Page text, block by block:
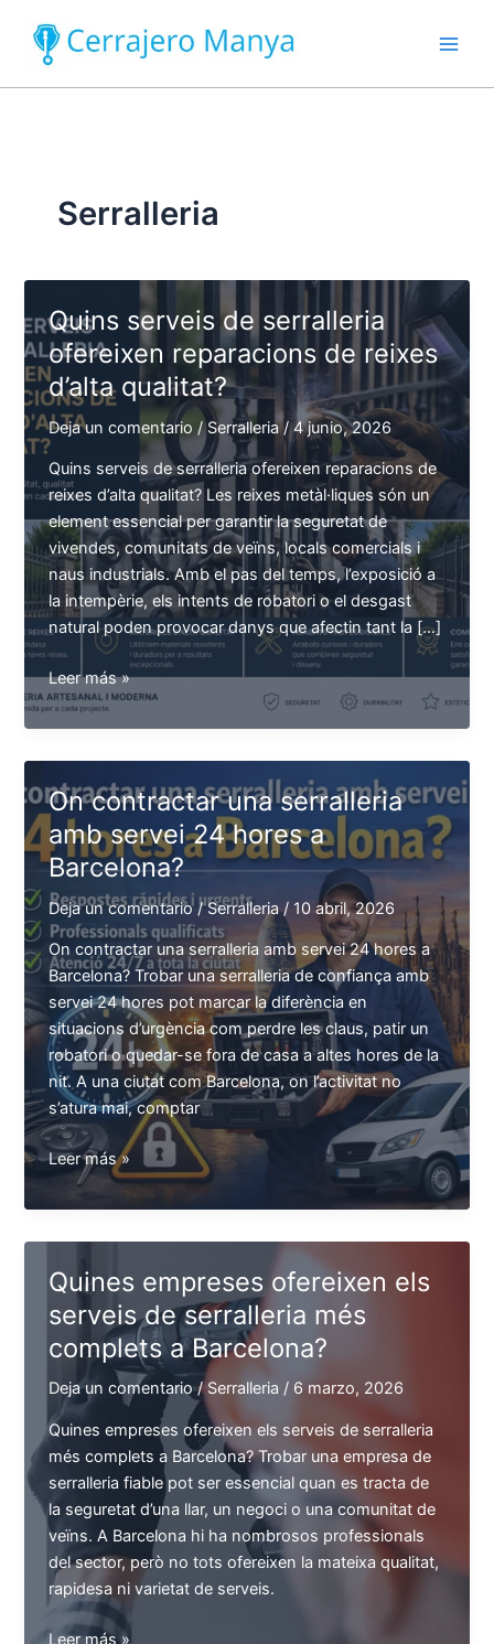
contenido
Serralleria
Quins serveis de serralleria
ofereixen reparacions de reixes
d’alta qualitat?
Deja un comentario /Serralleria/4 junio, 2026
Quins serveis de serralleria ofereixen reparacions de
reixes d’alta qualitat? Les reixes metàl·liques són un
element essencial per garantir la seguretat de
vivendes, comunitats de veïns, locals comercials i
naus industrials. Amb el pas del temps, l’exposició a
la intempèrie, els intents de robatori o el desgast
natural poden provocar danys que afectin tant la […]
Quins
serveis
de
serralleria
ofereixen
reparacions
de
reixes
d’alta
qualitat?
Leer más »
On contractar una serralleria
amb servei 24 hores a
Barcelona?
Deja un comentario /Serralleria/ 10 abril, 2026
On contractar una serralleria amb servei 24 hores a
Barcelona? Trobar una serralleria de confiança amb
servei 24 hores pot marcar la diferència en
situacions d’urgència com perdre les claus, patir un
robatori o quedar-se fora de casa a altes hores de la
nit. A una ciutat com Barcelona, on l’activitat no
s’atura mai, comptar
On
contractar
una
serralleria
servei
24
hores
Barcelona?
Leer más »
Quines empreses ofereixen els
serveis de serralleria més
complets a Barcelona?
Deja un comentario /Serralleria / 6 marzo, 2026
Quines empreses ofereixen els serveis de serralleria
més complets a Barcelona? Trobar una empresa de
serralleria fiable pot ser essencial quan es tracta de
la seguretat d’una llar, un negoci o una comunitat de
veïns. A Barcelona hi ha nombrosos professionals
del sector, però no tots ofereixen la mateixa qualitat,
rapidesa ni varietat de serveis.
Quines
Leer más »